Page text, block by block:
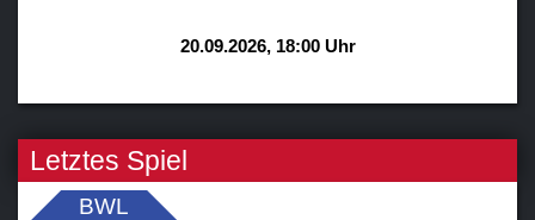
20.09.2026, 18:00 Uhr
Letztes Spiel
BWL